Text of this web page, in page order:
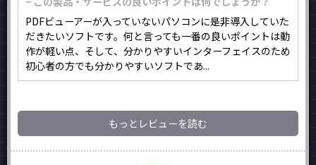
PDFビューアーが入っていないパソコンに是非導入していた
だきたいソフトです。何と言っても一番の良いポイントは動
作が軽い点、そして、分かりやすいインターフェイスのため
初心者の方でも分かりやすいソフトであ...
もっとレビューを読む